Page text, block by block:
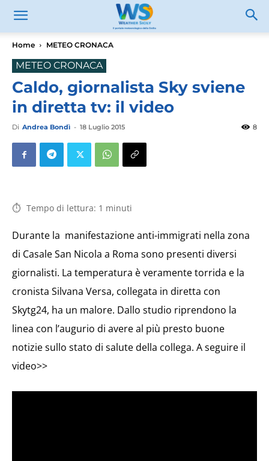
Home METEO CRONACA
METEO CRONACA
Caldo, giornalista Sky sviene
in diretta tv: il video
Di Andrea Bondì - 18 Luglio 2015 8
Tempo di lettura: 1 minuti
Durante la manifestazione anti-immigrati nella zona
di Casale San Nicola a Roma sono presenti diversi
giornalisti. La temperatura è veramente torrida e la
cronista Silvana Versa, collegata in diretta con
Skytg24, ha un malore. Dallo studio riprendono la
linea con l’augurio di avere al più presto buone
notizie sullo stato di salute della collega. A seguire il
video>>